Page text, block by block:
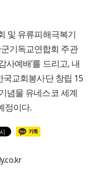
및 유류피해극복기
기독교연합회 주관
사예배’를 드리고, 내
국교회봉사단 창립 15
념물 유네스코 세계
정이다.